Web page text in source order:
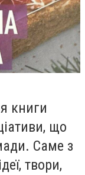
книги
що
Саме з
твори,